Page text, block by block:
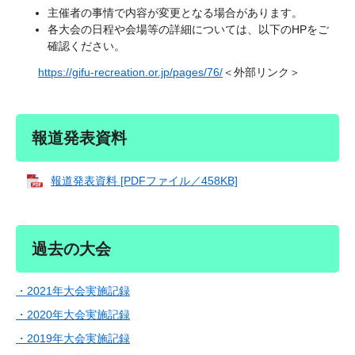
主催者の事情で内容が変更となる場合があります。
各大会の日程や会場等の詳細については、以下のHPをご
確認ください。
https://gifu-recreation.or.jp/pages/76/＜外部リンク＞
報道発表資料
報道発表資料 [PDFファイル／458KB]
過去の大会
・2021年大会実施記録
・2020年大会実施記録
・2019年大会実施記録